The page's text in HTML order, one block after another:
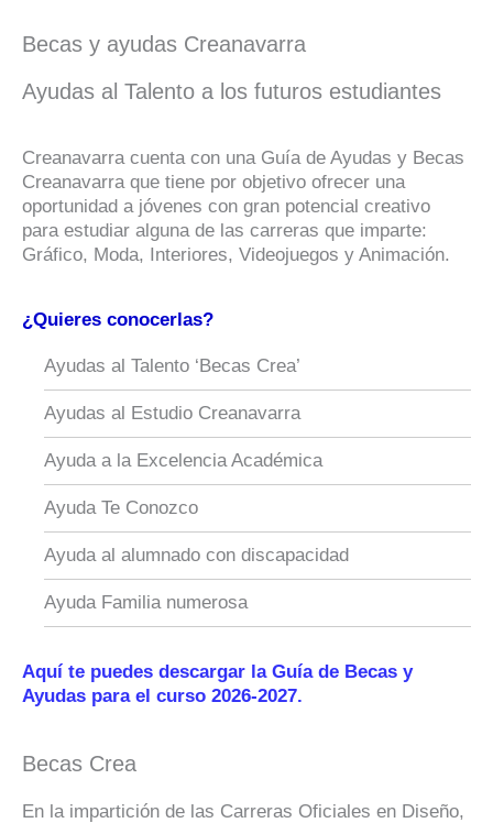
Becas y ayudas Creanavarra
Ayudas al Talento a los futuros estudiantes
Creanavarra cuenta con una Guía de Ayudas y Becas
Creanavarra que tiene por objetivo ofrecer una
oportunidad a jóvenes con gran potencial creativo
para estudiar alguna de las carreras que imparte:
Gráfico, Moda, Interiores, Videojuegos y Animación.
¿Quieres conocerlas?
Ayudas al Talento ‘Becas Crea’
Ayudas al Estudio Creanavarra
Ayuda a la Excelencia Académica
Ayuda Te Conozco
Ayuda al alumnado con discapacidad
Ayuda Familia numerosa
Aquí te puedes descargar la Guía de Becas y
Ayudas para el curso 2026-2027.
Becas Crea
En la impartición de las Carreras Oficiales en Diseño,